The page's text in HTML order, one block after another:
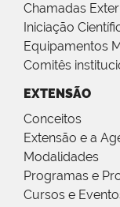
Chamadas
Iniciação
Equipamentos
Comitês
EXTENSÃO
Conceitos
Extensão e a
Modalidades
Programas e
Cursos e